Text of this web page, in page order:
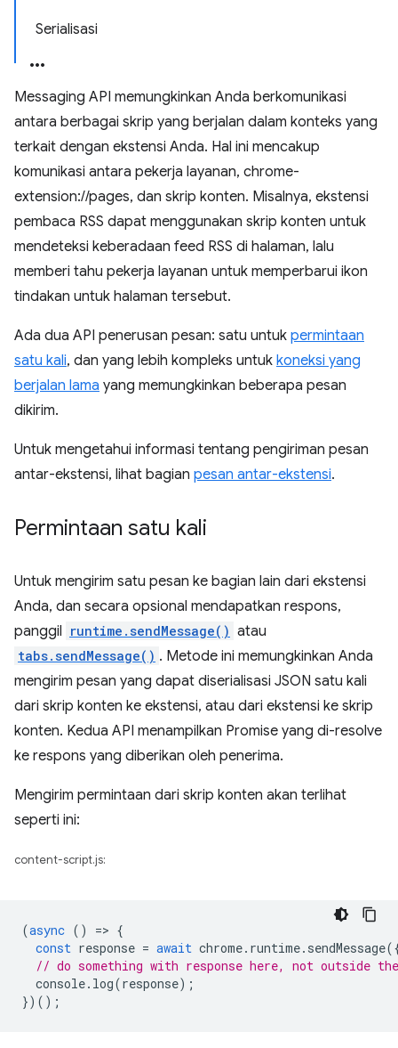
Serialisasi
Messaging API memungkinkan Anda berkomunikasi
antara berbagai skrip yang berjalan dalam konteks yang
terkait dengan ekstensi Anda. Hal ini mencakup
komunikasi antara pekerja layanan, chrome-
extension://pages, dan skrip konten. Misalnya, ekstensi
pembaca RSS dapat menggunakan skrip konten untuk
mendeteksi keberadaan feed RSS di halaman, lalu
memberi tahu pekerja layanan untuk memperbarui ikon
tindakan untuk halaman tersebut.
Ada dua API penerusan pesan: satu untuk permintaan
satu kali, dan yang lebih kompleks untuk koneksi yang
berjalan lama yang memungkinkan beberapa pesan
dikirim.
Untuk mengetahui informasi tentang pengiriman pesan
antar-ekstensi, lihat bagian pesan antar-ekstensi.
Permintaan satu kali
Untuk mengirim satu pesan ke bagian lain dari ekstensi
Anda, dan secara opsional mendapatkan respons,
panggil runtime.sendMessage() atau
tabs.sendMessage() . Metode ini memungkinkan Anda
mengirim pesan yang dapat diserialisasi JSON satu kali
dari skrip konten ke ekstensi, atau dari ekstensi ke skrip
konten. Kedua API menampilkan Promise yang di-resolve
ke respons yang diberikan oleh penerima.
Mengirim permintaan dari skrip konten akan terlihat
seperti ini:
content-script.js:
(async () => {
const response = await chrome. runtime. sendMessage
// do something with response here, not outside
console. log(response);
})();